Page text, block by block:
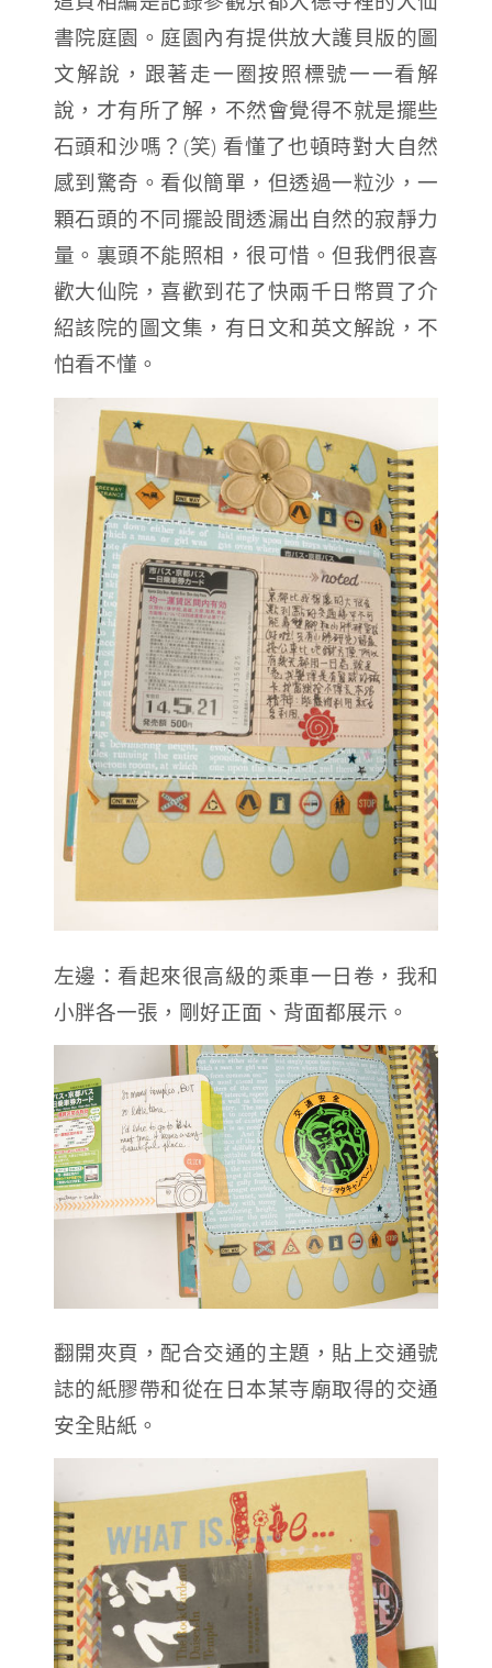
書院庭園。庭園內有提供放大護貝版的圖
文解說，跟著走一圈按照標號一一看解
說，才有所了解，不然會覺得不就是擺些
石頭和沙嗎？(笑) 看懂了也頓時對大自然
感到驚奇。看似簡單，但透過一粒沙，一
顆石頭的不同擺設間透漏出自然的寂靜力
量。裏頭不能照相，很可惜。但我們很喜
歡大仙院，喜歡到花了快兩千日幣買了介
紹該院的圖文集，有日文和英文解說，不
怕看不懂。
左邊：看起來很高級的乘車一日卷，我和
小胖各一張，剛好正面、背面都展示。
翻開夾頁，配合交通的主題，貼上交通號
誌的紙膠帶和從在日本某寺廟取得的交通
安全貼紙。